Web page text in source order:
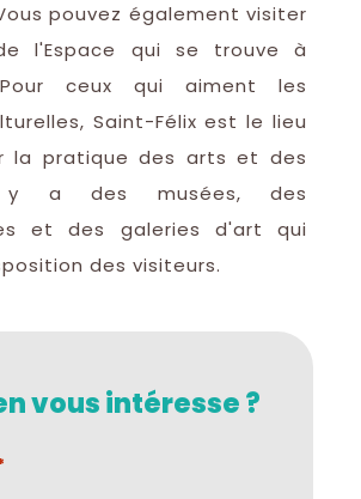
pouvez également visiter
l'Espace qui se trouve à
ceux qui aiment les
Saint-Félix est le lieu
la pratique des arts et des
a des musées, des
et des galeries d'art qui
des visiteurs.
vous intéresse ?